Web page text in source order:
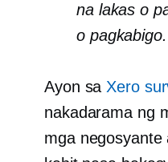
na lakas o
o pagkabigo.
Ayon sa Xero
nakadarama ng
mga